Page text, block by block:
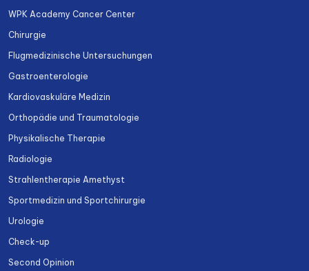
WPK Academy Cancer Center
Chirurgie
Flugmedizinische Untersuchungen
Gastroenterologie
Kardiovaskuläre Medizin
Orthopädie und Traumatologie
Physikalische Therapie
Radiologie
Strahlentherapie Amethyst
Sportmedizin und Sportchirurgie
Urologie
Check-up
Second Opinion